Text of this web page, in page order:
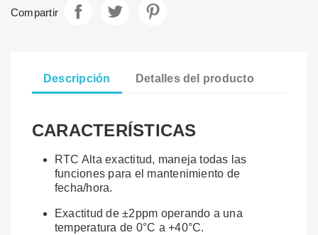
Compartir
Descripción Detalles del producto
CARACTERÍSTICAS
RTC Alta exactitud, maneja todas las
funciones para el mantenimiento de
fecha/hora.
Exactitud de ±2ppm operando a una
temperatura de 0°C a +40°C.